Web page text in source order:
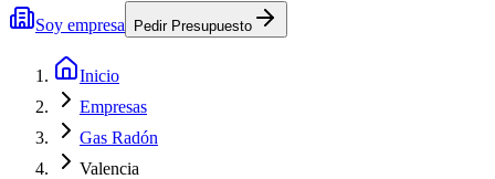
Soy empresa Pedir Presupuesto
Inicio
Empresas
Gas Radón
Valencia